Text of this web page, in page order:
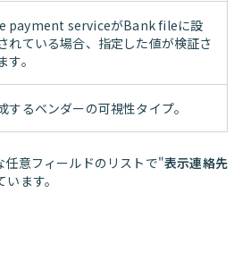
payment serviceがBank fileに設
れている場合、指定した値が検証さ
す。
するベンダーの可視性タイプ。
任意フィールドのリストで"表示連絡先
ます。